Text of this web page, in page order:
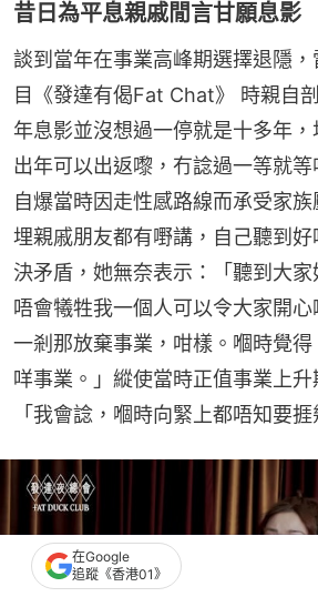
昔日為平息親戚閒言甘願息影
談到當年在事業高峰期選擇退隱
目《發達有偈Fat Chat》 時親自
年息影並沒想過一停就是十多年
出年可以出返嚟，冇諗過一等就
自爆當時因走性感路線而承受家
埋親戚朋友都有嘢講，自己聽到
決矛盾，她無奈表示：「聽到大
唔會犧牲我一個人可以令大家開
一剎那放棄事業，咁樣。嗰時覺
咩事業。」縱使當時正值事業上升
「我會諗，嗰時向緊上都唔知要捱
在Google
追蹤《香港01》